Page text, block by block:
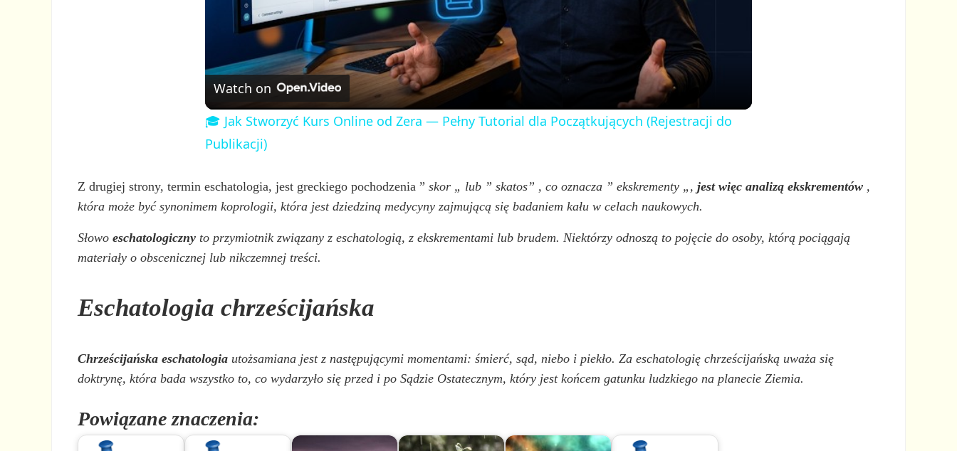
l
a
y
i
d
Watch on
🎓 Jak Stworzyć Kurs Online od Zera — Pełny Tutorial dla Początkujących (Rejestracji do
Publikacji)
Z drugiej strony, termin eschatologia, jest greckiego pochodzenia ”skor „ lub ”skatos” , co oznacza ”ekskrementy „,jest więc analizą ekskrementów ,
która może być synonimem koprologii, która jest dziedziną medycyny zajmującą się badaniem kału w celach naukowych.
Słowoeschatologiczny to przymiotnik związany z eschatologią, z ekskrementami lub brudem. Niektórzy odnoszą to pojęcie do osoby, którą pociągają
materiały o obscenicznej lub nikczemnej treści.
Eschatologia chrześcijańska
Chrześcijańska eschatologia utożsamiana jest z następującymi momentami: śmierć, sąd, niebo i piekło. Za eschatologię chrześcijańską uważa się
doktrynę, która bada wszystko to, co wydarzyło się przed i po Sądzie Ostatecznym, który jest końcem gatunku ludzkiego na planecie Ziemia.
Powiązane znaczenia: